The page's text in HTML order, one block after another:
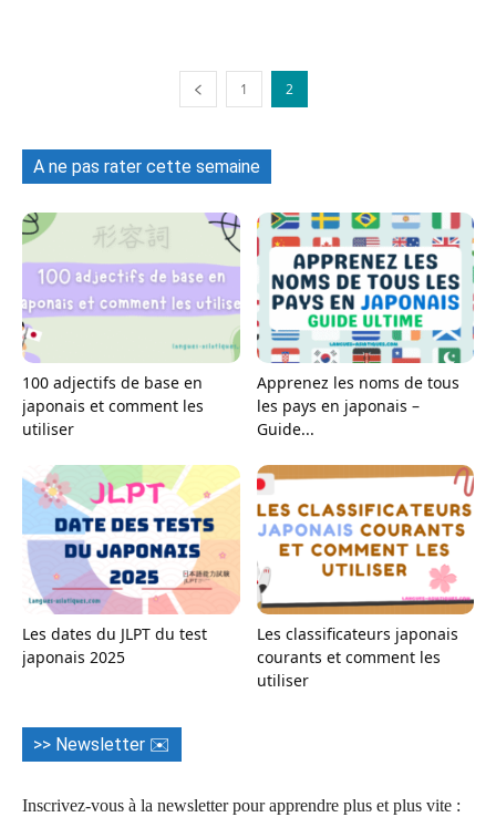
1 2
A ne pas rater cette semaine
100 adjectifs de base en
japonais et comment les
utiliser
Apprenez les noms de tous
les pays en japonais –
Guide...
Les dates du JLPT du test
japonais 2025
Les classificateurs japonais
courants et comment les
utiliser
>> Newsletter ✉️
Inscrivez-vous à la newsletter pour apprendre plus et plus vite :